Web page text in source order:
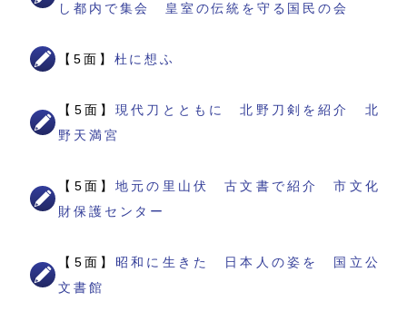
し都内で集会 皇室の伝統を守る国民の会
【5面】 杜に想ふ
【5面】現代刀とともに 北野刀剣を紹介 北
野天満宮
【5面】地元の里山伏 古文書で紹介 市文化
財保護センター
【5面】 昭和に生きた 日本人の姿を 国立公
文書館